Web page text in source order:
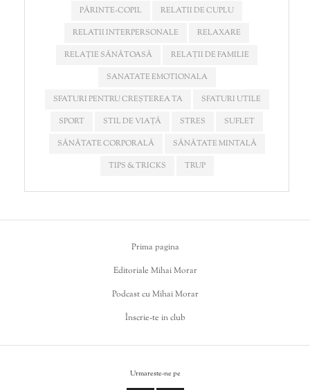
PĂRINTE-COPIL
RELATII DE CUPLU
RELATII INTERPERSONALE
RELAXARE
RELAȚIE SĂNĂTOASĂ
RELAȚII DE FAMILIE
SANATATE EMOTIONALA
SFATURI PENTRU CREȘTEREA TA
SFATURI UTILE
SPORT
STIL DE VIAȚĂ STRES
SUFLET
SĂNĂTATE CORPORALĂ
SĂNĂTATE MINTALĂ
TIPS & TRICKS
TRUP
Prima pagina
Editoriale Mihai Morar
Podcast cu Mihai Morar
Înscrie-te in club
Urmareste-ne pe